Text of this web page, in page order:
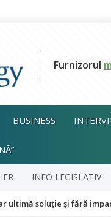
Furnizorul
BUSINESS
INFO LEGISLATIV
și fără impact asupra